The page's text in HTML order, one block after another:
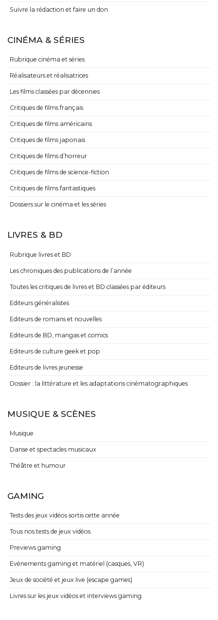
Suivre la rédaction et faire un don
CINÉMA & SÉRIES
Rubrique cinéma et séries
Réalisateurs et réalisatrices
Les films classées par décennies
Critiques de films français
Critiques de films américains
Critiques de films japonais
Critiques de films d’horreur
Critiques de films de science-fiction
Critiques de films fantastiques
Dossiers sur le cinéma et les séries
LIVRES & BD
Rubrique livres et BD
Les chroniques des publications de l’année
Toutes les critiques de livres et BD classées par éditeurs
Editeurs généralistes
Editeurs de romans et nouvelles
Editeurs de BD, mangas et comics
Editeurs de culture geek et pop
Editeurs de livres jeunesse
Dossier : la littérature et les adaptations cinématographiques
MUSIQUE & SCÈNES
Musique
Danse et spectacles musicaux
Théâtre et humour
GAMING
Tests des jeux vidéos sortis cette année
Tous nos tests de jeux vidéos
Previews gaming
Evénements gaming et matériel (casques, VR)
Jeux de société et jeux live (escape games)
Livres sur les jeux vidéos et interviews gaming